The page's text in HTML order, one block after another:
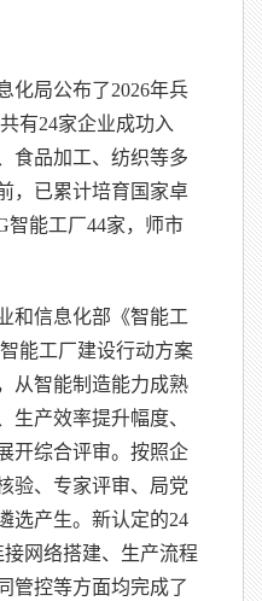
化局公布了2026年兵
有24家企业成功入
食品加工、纺织等多
，已累计培育国家卓
智能工厂44家，师市
和信息化部《智能工
能工厂建设行动方案
从智能制造能力成熟
生产效率提升幅度、
开综合评审。按照企
验、专家评审、局党
选产生。新认定的24
网络搭建、生产流程
管控等方面均完成了